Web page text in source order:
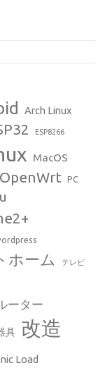
Arch Linux
ESP8266
MacOS
OpenWrt PC
ホーム テレビ
ーター
具 改造
Load